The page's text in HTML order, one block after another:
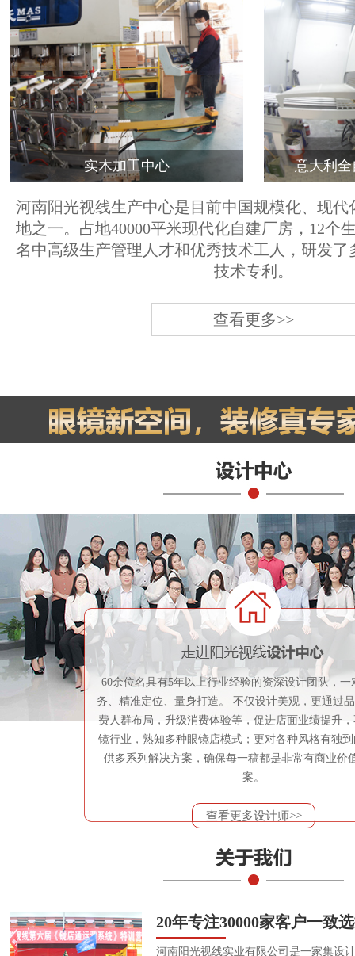
实木加工中心 意大利
河南阳光视线生产中心是目前中国规模化、现代
地之一。占地40000平米现代化自建厂房，12个
名中高级生产管理人才和优秀技术工人，研发了
技术专利。
查看更多>>
60余位名具有5年以上行业经验的资深设计团队，一
务、精准定位、量身打造。 不仅设计美观，更通过
费人群布局，升级消费体验等，促进店面业绩提升
镜行业，熟知多种眼镜店模式；更对各种风格有独
供多系列解决方案，确保每一稿都是非常有商业价
案。
查看更多设计师>>
20年专注30000家客户一致
河南阳光视线实业有限公司是一家集设